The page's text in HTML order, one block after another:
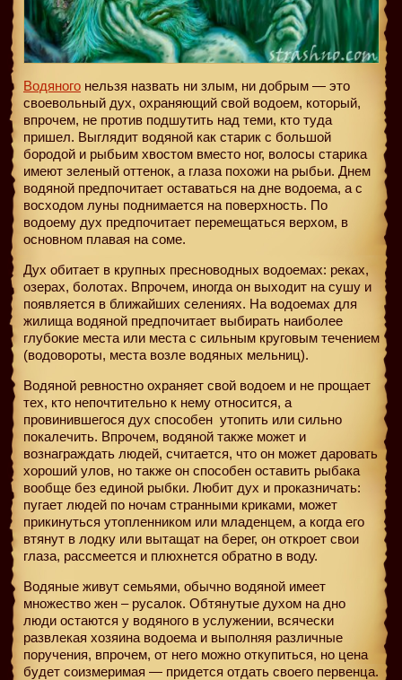
Водяного нельзя назвать ни злым, ни добрым — это
своевольный дух, охраняющий свой водоем, который,
впрочем, не против подшутить над теми, кто туда
пришел. Выглядит водяной как старик с большой
бородой и рыбьим хвостом вместо ног, волосы старика
имеют зеленый оттенок, а глаза похожи на рыбьи. Днем
водяной предпочитает оставаться на дне водоема, а с
восходом луны поднимается на поверхность. По
водоему дух предпочитает перемещаться верхом, в
основном плавая на соме.
Дух обитает в крупных пресноводных водоемах: реках,
озерах, болотах. Впрочем, иногда он выходит на сушу и
появляется в ближайших селениях. На водоемах для
жилища водяной предпочитает выбирать наиболее
глубокие места или места с сильным круговым течением
(водовороты, места возле водяных мельниц).
Водяной ревностно охраняет свой водоем и не прощает
тех, кто непочтительно к нему относится, а
провинившегося дух способен утопить или сильно
покалечить. Впрочем, водяной также может и
вознаграждать людей, считается, что он может даровать
хороший улов, но также он способен оставить рыбака
вообще без единой рыбки. Любит дух и проказничать:
пугает людей по ночам странными криками, может
прикинуться утопленником или младенцем, а когда его
втянут в лодку или вытащат на берег, он откроет свои
глаза, рассмеется и плюхнется обратно в воду.
Водяные живут семьями, обычно водяной имеет
множество жен – русалок. Обтянутые духом на дно
люди остаются у водяного в услужении, всячески
развлекая хозяина водоема и выполняя различные
поручения, впрочем, от него можно откупиться, но цена
будет соизмеримая — придется отдать своего первенца.